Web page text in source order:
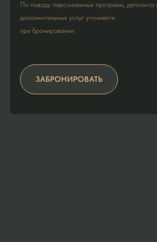
По поводу персональных программ, депозита
дополнительных услуг уточняйте
при бронировании.
ЗАБРОНИРОВАТЬ